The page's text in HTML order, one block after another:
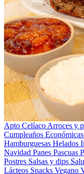
Apto Celíaco Arroces y
Cumpleaños Económicas
Hamburguesas Helados
Navidad Panes Pascuas
Postres Salsas y dips
Lácteos Snacks Vegano